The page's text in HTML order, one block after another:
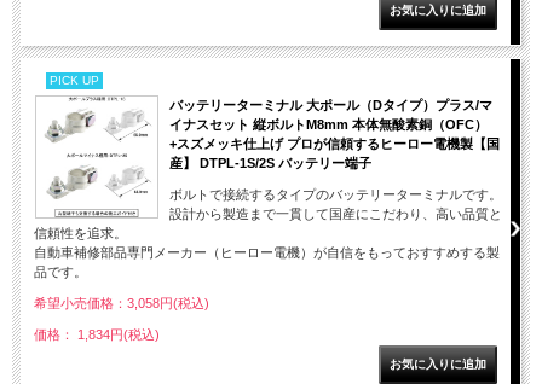
PICK UP
バッテリーターミナル 大ポール（Dタイプ）プラス/マ
イナスセット 縦ボルトM8mm 本体無酸素銅（OFC）
+スズメッキ仕上げ プロが信頼するヒーロー電機製【国
産】 DTPL-1S/2S バッテリー端子
ボルトで接続するタイプのバッテリーターミナルです。
設計から製造まで一貫して国産にこだわり、高い品質と
信頼性を追求。
自動車補修部品専門メーカー（ヒーロー電機）が自信をもっておすすめする製
品です。
希望小売価格：3,058円(税込)
価格： 1,834円(税込)